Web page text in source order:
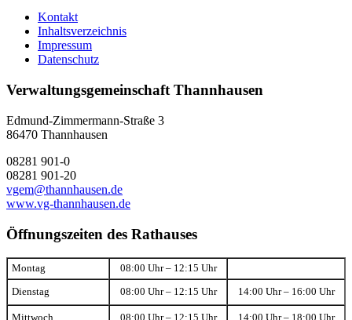
Kontakt
Inhaltsverzeichnis
Impressum
Datenschutz
Verwaltungsgemeinschaft Thannhausen
Edmund-Zimmermann-Straße 3
86470 Thannhausen
08281 901-0
08281 901-20
vgem@thannhausen.de
www.vg-thannhausen.de
Öffnungszeiten des Rathauses
Montag 08:00 Uhr – 12:15 Uhr
Dienstag 08:00 Uhr – 12:15 Uhr 14:00 Uhr – 16:00 Uhr